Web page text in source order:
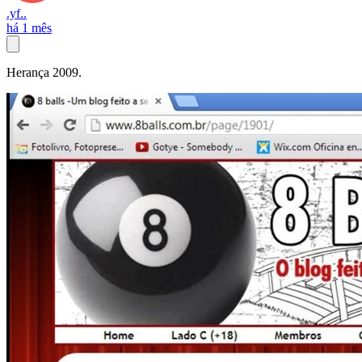
.yf..
há 1 mês
Herança 2009.